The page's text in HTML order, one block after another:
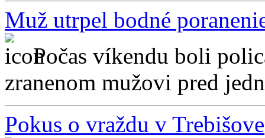
Muž utrpel bodné
Počas víkendu boli
zranenom mužovi pred
Pokus o vraždu v Trebišove